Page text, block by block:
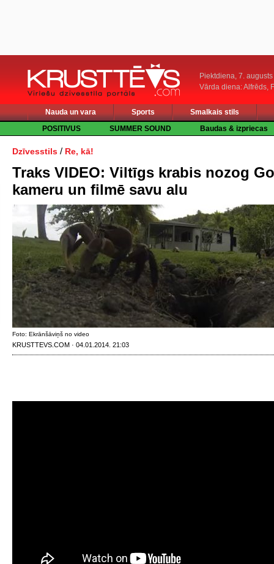
Piektdiena, 7. augusts
Vārda diena: Alfrēds,
Nauda un vara Sports
Smalkais stils
POSITIVUS
SUMMER SOUND Baudas & izpriecas
Dzīvesstils / Re, kā!
Traks VIDEO: Viltīgs krabis nozog
kameru un filmē savu alu
Foto: Ekrānšāviņš no video
KRUSTTEVS.COM · 04.01.2014. 21:03